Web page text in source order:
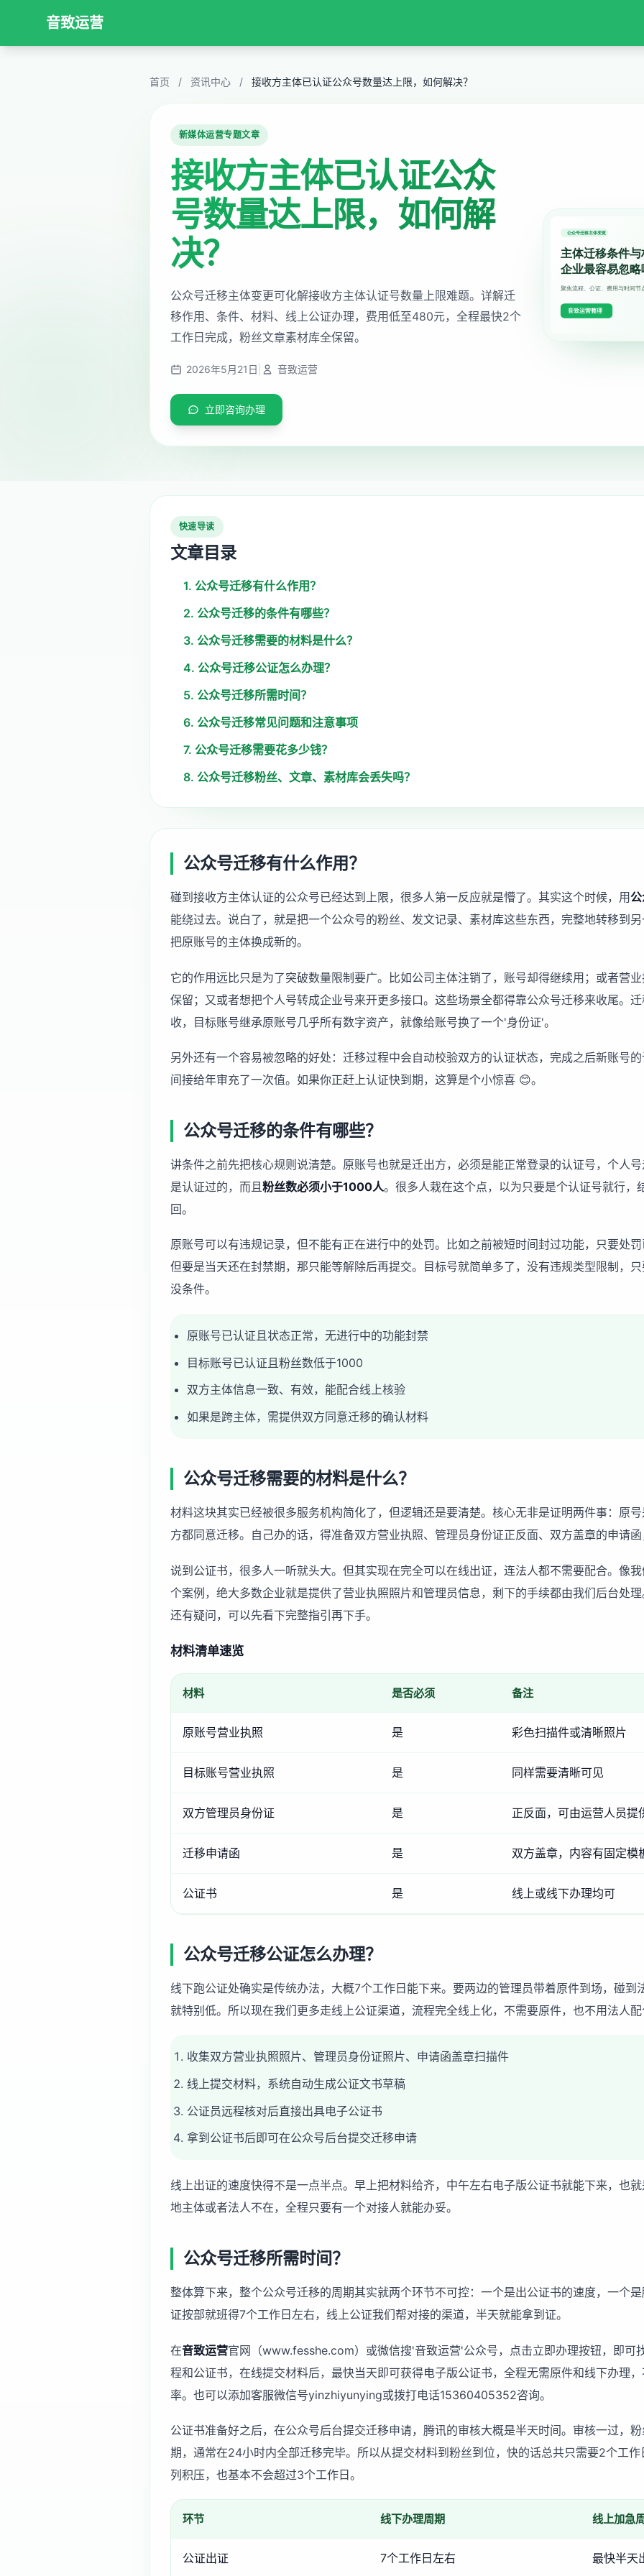
音致运营
首页 / 资讯中心 / 接收方主体已认证公众号数量达上限，如何解决？
新媒体运营专题文章
接收方主体已认证公众
号数量达上限，如何解
决？
公众号迁移主体变更可化解接收方主体认证号数量上限难题。详解迁
移作用、条件、材料、线上公证办理，费用低至480元，全程最快2个
工作日完成，粉丝文章素材库全保留。
2026年5月21日 音致运营
立即咨询办理
快速导读
文章目录
1. 公众号迁移有什么作用？
2. 公众号迁移的条件有哪些？
3. 公众号迁移需要的材料是什么？
4. 公众号迁移公证怎么办理？
5. 公众号迁移所需时间？
6. 公众号迁移常见问题和注意事项
7. 公众号迁移需要花多少钱？
8. 公众号迁移粉丝、文章、素材库会丢失吗？
公众号迁移有什么作用？
碰到接收方主体认证的公众号已经达到上限，很多人第一反应就是懵了。其实这个时候，用
能绕过去。说白了，就是把一个公众号的粉丝、发文记录、素材库这些东西，完整地转移到
把原账号的主体换成新的。
它的作用远比只是为了突破数量限制要广。比如公司主体注销了，账号却得继续用；或者营
保留；又或者想把个人号转成企业号来开更多接口。这些场景全都得靠公众号迁移来收尾。
收，目标账号继承原账号几乎所有数字资产，就像给账号换了一个'身份证'。
另外还有一个容易被忽略的好处：迁移过程中会自动校验双方的认证状态，完成之后新账号
间接给年审充了一次值。如果你正赶上认证快到期，这算是个小惊喜 😊。
公众号迁移的条件有哪些？
讲条件之前先把核心规则说清楚。原账号也就是迁出方，必须是能正常登录的认证号，个人
是认证过的，而且粉丝数必须小于1000人。很多人栽在这个点，以为只要是个认证号就行，
回。
原账号可以有违规记录，但不能有正在进行中的处罚。比如之前被短时间封过功能，只要处
但要是当天还在封禁期，那只能等解除后再提交。目标号就简单多了，没有违规类型限制，
没条件。
原账号已认证且状态正常，无进行中的功能封禁
目标账号已认证且粉丝数低于1000
双方主体信息一致、有效，能配合线上核验
如果是跨主体，需提供双方同意迁移的确认材料
公众号迁移需要的材料是什么？
材料这块其实已经被很多服务机构简化了，但逻辑还是要清楚。核心无非是证明两件事：原
方都同意迁移。自己办的话，得准备双方营业执照、管理员身份证正反面、双方盖章的申请
说到公证书，很多人一听就头大。但其实现在完全可以在线出证，连法人都不需要配合。像
个案例，绝大多数企业就是提供了营业执照照片和管理员信息，剩下的手续都由我们后台处
还有疑问，可以先看下完整指引再下手。
材料清单速览
材料 是否必须 备注
原账号营业执照 是 彩色扫描件或清晰照片
目标账号营业执照 是 同样需要清晰可见
双方管理员身份证 是 正反面，可由运营人员提
迁移申请函 是 双方盖章，内容有固定模
公证书 是 线上或线下办理均可
公众号迁移公证怎么办理？
线下跑公证处确实是传统办法，大概7个工作日能下来。要两边的管理员带着原件到场，碰到
就特别低。所以现在我们更多走线上公证渠道，流程完全线上化，不需要原件，也不用法人
收集双方营业执照照片、管理员身份证照片、申请函盖章扫描件
线上提交材料，系统自动生成公证文书草稿
公证员远程核对后直接出具电子公证书
拿到公证书后即可在公众号后台提交迁移申请
线上出证的速度快得不是一点半点。早上把材料给齐，中午左右电子版公证书就能下来，也
地主体或者法人不在，全程只要有一个对接人就能办妥。
公众号迁移所需时间？
整体算下来，整个公众号迁移的周期其实就两个环节不可控：一个是出公证书的速度，一个
证按部就班得7个工作日左右，线上公证我们帮对接的渠道，半天就能拿到证。
在音致运营官网（www.fesshe.com）或微信搜'音致运营'公众号，点击立即办理按钮，即可
程和公证书，在线提交材料后，最快当天即可获得电子版公证书，全程无需原件和线下办理
率。也可以添加客服微信号yinzhiyunying或拨打电话15360405352咨询。
公证书准备好之后，在公众号后台提交迁移申请，腾讯的审核大概是半天时间。审核一过，
期，通常在24小时内全部迁移完毕。所以从提交材料到粉丝到位，快的话总共只需要2个工
列积压，也基本不会超过3个工作日。
环节 线下办理周期 线上加急
公证出证 7个工作日左右 最快半天